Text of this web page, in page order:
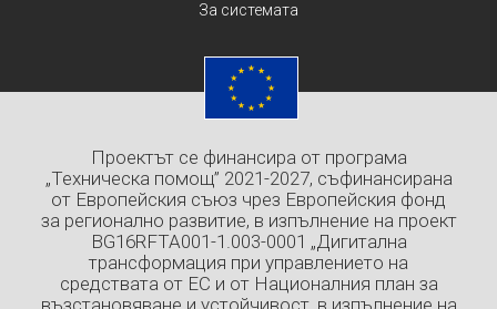
За системата
Проектът се финансира от програма
„Техническа помощ” 2021-2027, съфинансирана
от Европейския съюз чрез Европейския фонд
за регионално развитие, в изпълнение на проект
BG16RFTA001-1.003-0001 „Дигитална
трансформация при управлението на
средствата от ЕС и от Националния план за
възстановяване и устойчивост, в изпълнение на